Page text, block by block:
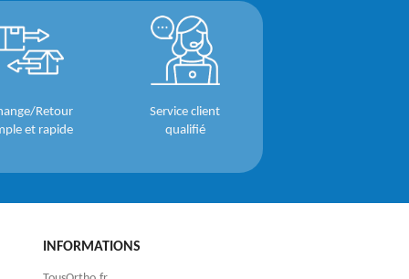
Retour
et rapide
Service client
qualifié
INFORMATIONS